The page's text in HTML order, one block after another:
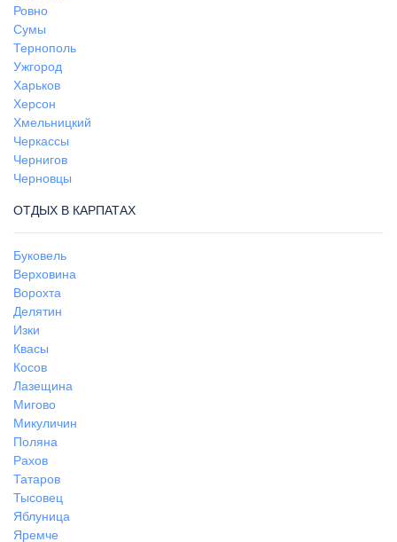
Ровно
Сумы
Тернополь
Ужгород
Харьков
Херсон
Хмельницкий
Черкассы
Чернигов
Черновцы
ОТДЫХ В КАРПАТАХ
Буковель
Верховина
Ворохта
Делятин
Изки
Квасы
Косов
Лазещина
Мигово
Микуличин
Поляна
Рахов
Татаров
Тысовец
Яблуница
Яремче